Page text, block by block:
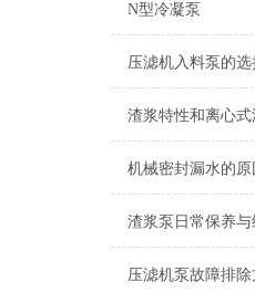
N型冷凝泵
渣浆泵日常保养
压滤机泵故障排